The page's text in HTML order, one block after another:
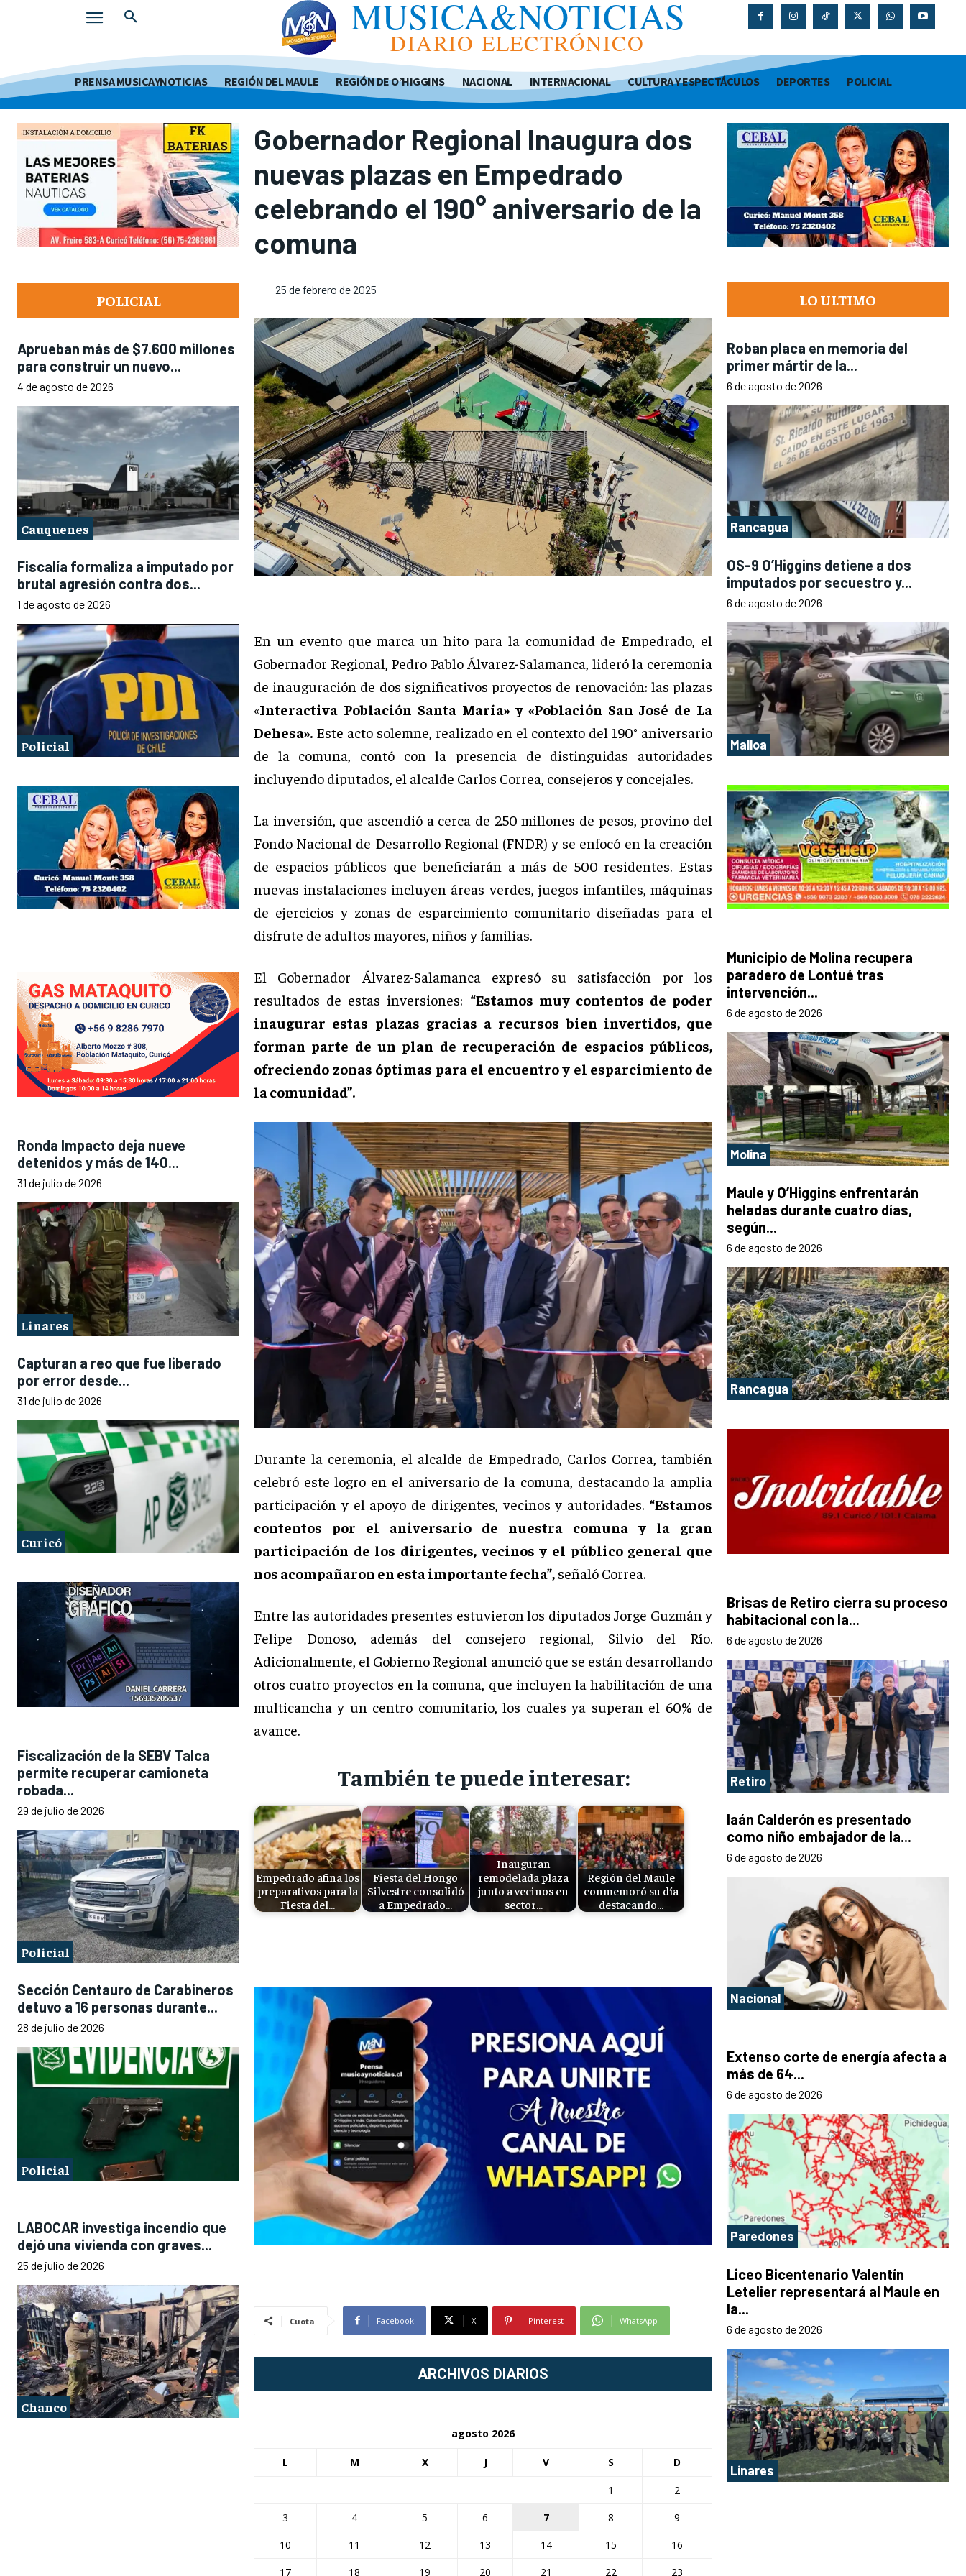
MUSICA&NOTICIAS
DIARIO ELECTRÓNICO
PRENSA MUSICAYNOTICIAS REGIÓN DEL MAULE REGIÓN DE O’HIGGINS NACIONAL INTERNACIONAL CULTURA Y ESPECTÁCULOS DEPORTES POLICIAL
POLICIAL
Aprueban más de $7.600 millones
para construir un nuevo...
4 de agosto de 2026
Cauquenes
Fiscalía formaliza a imputado por
brutal agresión contra dos...
1 de agosto de 2026
Policial
Ronda Impacto deja nueve
detenidos y más de 140...
31 de julio de 2026
Linares
Capturan a reo que fue liberado
por error desde...
31 de julio de 2026
Curicó
Fiscalización de la SEBV Talca
permite recuperar camioneta
robada...
29 de julio de 2026
Policial
Sección Centauro de Carabineros
detuvo a 16 personas durante...
28 de julio de 2026
Policial
LABOCAR investiga incendio que
dejó una vivienda con graves...
25 de julio de 2026
Chanco
Gobernador Regional Inaugura dos
nuevas plazas en Empedrado
celebrando el 190° aniversario de la
comuna
25 de febrero de 2025
En un evento que marca un hito para la comunidad de Empedrado, el
Gobernador Regional, Pedro Pablo Álvarez-Salamanca, lideró la ceremonia
de inauguración de dos significativos proyectos de renovación: las plazas
«Interactiva Población Santa María» y «Población San José de La
Dehesa». Este acto solemne, realizado en el contexto del 190° aniversario
de la comuna, contó con la presencia de distinguidas autoridades
incluyendo diputados, el alcalde Carlos Correa, consejeros y concejales.
La inversión, que ascendió a cerca de 250 millones de pesos, provino del
Fondo Nacional de Desarrollo Regional (FNDR) y se enfocó en la creación
de espacios públicos que beneficiarán a más de 500 residentes. Estas
nuevas instalaciones incluyen áreas verdes, juegos infantiles, máquinas
de ejercicios y zonas de esparcimiento comunitario diseñadas para el
disfrute de adultos mayores, niños y familias.
El Gobernador Álvarez-Salamanca expresó su satisfacción por los
resultados de estas inversiones: “Estamos muy contentos de poder
inaugurar estas plazas gracias a recursos bien invertidos, que
forman parte de un plan de recuperación de espacios públicos,
ofreciendo zonas óptimas para el encuentro y el esparcimiento de
la comunidad”.
Durante la ceremonia, el alcalde de Empedrado, Carlos Correa, también
celebró este logro en el aniversario de la comuna, destacando la amplia
participación y el apoyo de dirigentes, vecinos y autoridades. “Estamos
contentos por el aniversario de nuestra comuna y la gran
participación de los dirigentes, vecinos y el público general que
nos acompañaron en esta importante fecha”, señaló Correa.
Entre las autoridades presentes estuvieron los diputados Jorge Guzmán y
Felipe Donoso, además del consejero regional, Silvio del Río.
Adicionalmente, el Gobierno Regional anunció que se están desarrollando
otros cuatro proyectos en la comuna, que incluyen la habilitación de una
multicancha y un centro comunitario, los cuales ya superan el 60% de
avance.
También te puede interesar:
Empedrado afina los
preparativos para la
Fiesta del…
Fiesta del Hongo
Silvestre consolidó
a Empedrado…
Inauguran
remodelada plaza
junto a vecinos en
sector…
Región del Maule
conmemoró su día
destacando…
Cuota Facebook X Pinterest WhatsApp
ARCHIVOS DIARIOS
agosto 2026
L M X J V S D
1
2
3
4 5 6 7 8
9
10
11 12 13 14 15
16
17
18 19 20 21 22 23
LO ULTIMO
Roban placa en memoria del
primer mártir de la...
6 de agosto de 2026
Rancagua
OS-9 O’Higgins detiene a dos
imputados por secuestro y...
6 de agosto de 2026
Malloa
Municipio de Molina recupera
paradero de Lontué tras
intervención...
6 de agosto de 2026
Molina
Maule y O’Higgins enfrentarán
heladas durante cuatro días,
según...
6 de agosto de 2026
Rancagua
Brisas de Retiro cierra su proceso
habitacional con la...
6 de agosto de 2026
Retiro
Iaán Calderón es presentado
como niño embajador de la...
6 de agosto de 2026
Nacional
Extenso corte de energía afecta a
más de 64...
6 de agosto de 2026
Paredones
Liceo Bicentenario Valentín
Letelier representará al Maule en
la...
6 de agosto de 2026
Linares